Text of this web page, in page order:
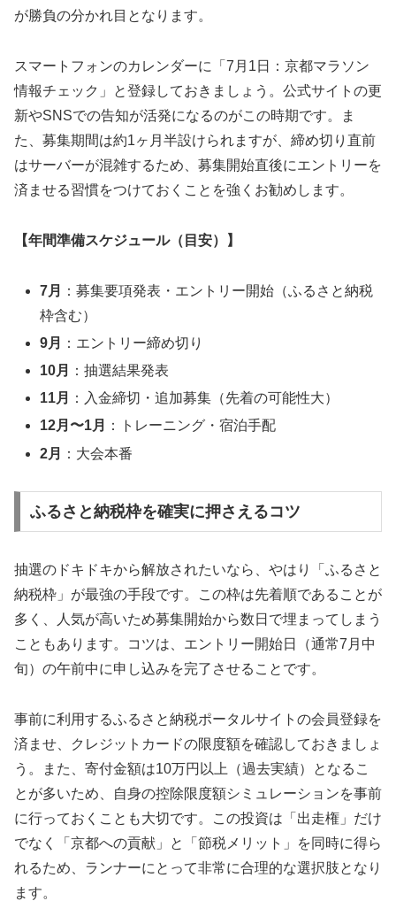
が勝負の分かれ目となります。
スマートフォンのカレンダーに「7月1日：京都マラソン
情報チェック」と登録しておきましょう。公式サイトの更
新やSNSでの告知が活発になるのがこの時期です。ま
た、募集期間は約1ヶ月半設けられますが、締め切り直前
はサーバーが混雑するため、募集開始直後にエントリーを
済ませる習慣をつけておくことを強くお勧めします。
【年間準備スケジュール（目安）】
7月
：募集要項発表・エントリー開始（ふるさと納税
枠含む）
9月
：エントリー締め切り
10月
：抽選結果発表
11月
：入金締切・追加募集（先着の可能性大）
12月〜1月
：トレーニング・宿泊手配
2月
：大会本番
ふるさと納税枠を確実に押さえるコツ
抽選のドキドキから解放されたいなら、やはり「ふるさと
納税枠」が最強の手段です。この枠は先着順であることが
多く、人気が高いため募集開始から数日で埋まってしまう
こともあります。コツは、エントリー開始日（通常7月中
旬）の午前中に申し込みを完了させることです。
事前に利用するふるさと納税ポータルサイトの会員登録を
済ませ、クレジットカードの限度額を確認しておきましょ
う。また、寄付金額は10万円以上（過去実績）となるこ
とが多いため、自身の控除限度額シミュレーションを事前
に行っておくことも大切です。この投資は「出走権」だけ
でなく「京都への貢献」と「節税メリット」を同時に得ら
れるため、ランナーにとって非常に合理的な選択肢となり
ます。